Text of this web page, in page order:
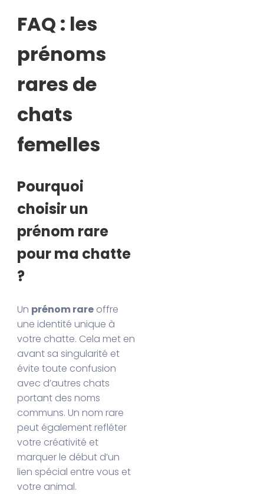
FAQ : les
prénoms
rares de
chats
femelles
Pourquoi
choisir un
prénom rare
pour ma chatte
?
Un prénom rare offre
une identité unique à
votre chatte. Cela met en
avant sa singularité et
évite toute confusion
avec d’autres chats
portant des noms
communs. Un nom rare
peut également refléter
votre créativité et
marquer le début d’un
lien spécial entre vous et
votre animal.